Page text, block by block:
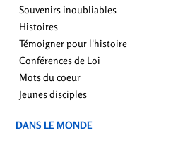
Souvenirs inoubliables
Histoires
Témoigner pour l'histoire
Conférences de Loi
Mots du coeur
Jeunes disciples
DANS LE MONDE